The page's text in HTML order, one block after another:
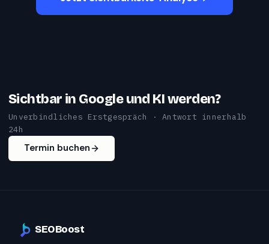
Sichtbar in Google und KI werden?
Unverbindliches Erstgespräch · Antwort innerhalb
24h
Termin buchen
SEOBoost